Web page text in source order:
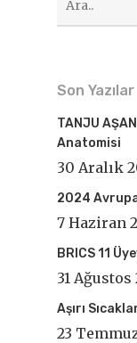
Son Yazılar
TANJU
Anatomisi
30 Aralık
2024
7 Haziran
BRICS 11
31 Ağustos
Aşırı
23